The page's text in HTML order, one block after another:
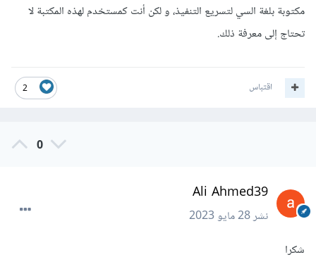
مكتوبة بلغة السي لتسريع التنفيذ، و لكن أنت كمستخدم لهذه المكتبة لا
تحتاج إلى معرفة ذلك.
2 اقتباس
0
Ali Ahmed39
نشر28 مايو 2023
شكرا